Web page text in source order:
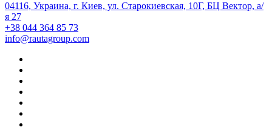
04116, Украина, г. Киев, ул. Старокиевская, 10Г, БЦ Вектор, а/
я 27
+38 044 364 85 73
info@rautagroup.com